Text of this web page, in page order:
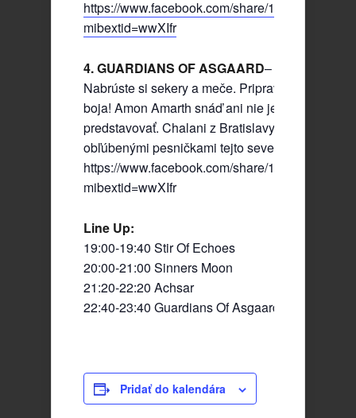
https://www.facebook.com/share/15uzE6TuFq/?
mibextid=wwXIfr
4. GUARDIANS OF ASGAARD– Amon Amarth
Nabrúste si sekery a meče. Pripravte si štíty a
boja! Amon Amarth snáď ani nie je nutné nikomu
predstavovať. Chalani z Bratislavy Vás schladia
obľúbenými pesničkami tejto severskej kapely.
https://www.facebook.com/share/1CiUFuXB7p/?
mibextid=wwXIfr
Line Up:
19:00-19:40 Stir Of Echoes
20:00-21:00 Sinners Moon
21:20-22:20 Achsar
22:40-23:40 Guardians Of Asgaard
Pridať do kalendára